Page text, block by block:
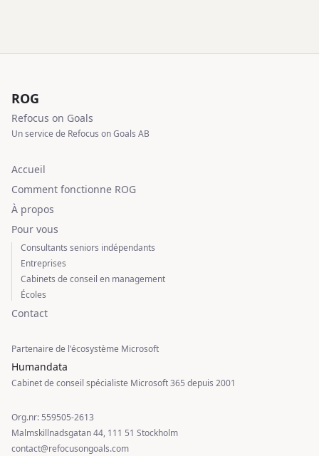
ROG
Refocus on Goals
Un service de Refocus on Goals AB
Accueil
Comment fonctionne ROG
À propos
Pour vous
Consultants seniors indépendants
Entreprises
Cabinets de conseil en management
Écoles
Contact
Partenaire de l'écosystème Microsoft
Humandata
Cabinet de conseil spécialiste Microsoft 365 depuis 2001
Org.nr: 559505-2613
Malmskillnadsgatan 44, 111 51 Stockholm
contact@refocusongoals.com